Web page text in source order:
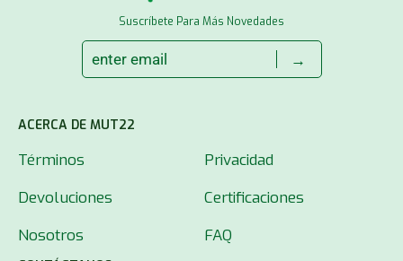
Suscríbete Para Más Novedades
→
ACERCA DE MUT22
Términos
Privacidad
Devoluciones
Certificaciones
Nosotros
FAQ